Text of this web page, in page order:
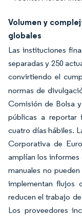
Volumen y
globales
Las instituciones
separadas y 250
convirtiendo el
normas de
Comisión de Bolsa
públicas a reportar
cuatro días hábiles.
Corporativa de
amplían los
manuales no
implementan flujos
reducen el trabajo
Los proveedores